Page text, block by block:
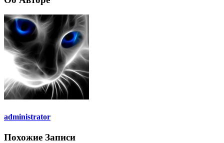
administrator
Похожие Записи